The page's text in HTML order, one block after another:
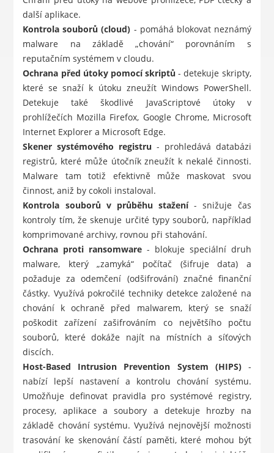
další aplikace.
Kontrola souborů (cloud) - pomáhá blokovat neznámý
malware na základě „chování“ porovnáním s
reputačním systémem v cloudu.
Ochrana před útoky pomocí skriptů - detekuje skripty,
které se snaží k útoku zneužít Windows PowerShell.
Detekuje také škodlivé JavaScriptové útoky v
prohlížečích Mozilla Firefox, Google Chrome, Microsoft
Internet Explorer a Microsoft Edge.
Skener systémového registru - prohledává databázi
registrů, které může útočník zneužít k nekalé činnosti.
Malware tam totiž efektivně může maskovat svou
činnost, aniž by cokoli instaloval.
Kontrola souborů v průběhu stažení- snižuje čas
kontroly tím, že skenuje určité typy souborů, například
komprimované archivy, rovnou při stahování.
Ochrana proti ransomware - blokuje speciální druh
malware, který „zamyká“ počítač (šifruje data) a
požaduje za odemčení (odšifrování) značné finanční
částky. Využívá pokročilé techniky detekce založené na
chování k ochraně před malwarem, který se snaží
poškodit zařízení zašifrováním co největšího počtu
souborů, které dokáže najít na místních a síťových
discích.
Host-Based Intrusion Prevention System (HIPS)-
nabízí lepší nastavení a kontrolu chování systému.
Umožňuje definovat pravidla pro systémové registry,
procesy, aplikace a soubory a detekuje hrozby na
základě chování systému. Využívá nejnovější možnosti
trasování ke skenování částí paměti, které mohou být